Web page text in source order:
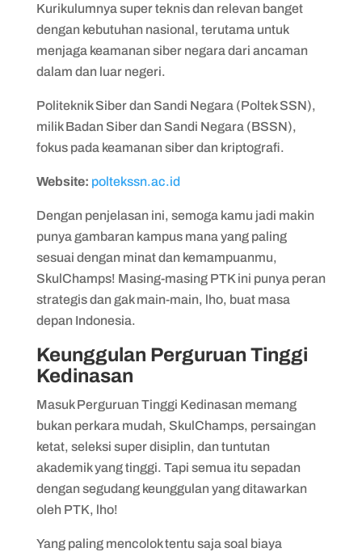
Kurikulumnya super teknis dan relevan banget
dengan kebutuhan nasional, terutama untuk
menjaga keamanan siber negara dari ancaman
dalam dan luar negeri.
Politeknik Siber dan Sandi Negara (Poltek SSN),
milik Badan Siber dan Sandi Negara (BSSN),
fokus pada keamanan siber dan kriptografi.
Website: poltekssn.ac.id
Dengan penjelasan ini, semoga kamu jadi makin
punya gambaran kampus mana yang paling
sesuai dengan minat dan kemampuanmu,
SkulChamps! Masing-masing PTK ini punya peran
strategis dan gak main-main, lho, buat masa
depan Indonesia.
Keunggulan Perguruan Tinggi
Kedinasan
Masuk Perguruan Tinggi Kedinasan memang
bukan perkara mudah, SkulChamps, persaingan
ketat, seleksi super disiplin, dan tuntutan
akademik yang tinggi. Tapi semua itu sepadan
dengan segudang keunggulan yang ditawarkan
oleh PTK, lho!
Yang paling mencolok tentu saja soal biaya